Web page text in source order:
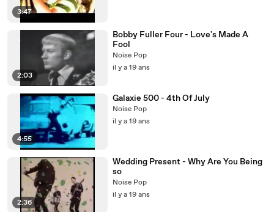
3:47
2:03
Bobby Fuller Four - Love's Made A
Fool
Noise Pop
il y a 19 ans
4:55
Galaxie 500 - 4th Of July
Noise Pop
il y a 19 ans
2:36
Wedding Present - Why Are You Being
so
Noise Pop
il y a 19 ans